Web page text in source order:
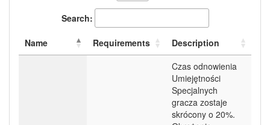
Search:
Name Requirements Description
Czas odnowienia
Umiejętności
Specjalnych
gracza zostaje
skrócony o 20%.